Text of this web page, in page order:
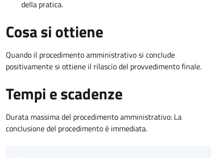
della pratica.
Cosa si ottiene
Quando il procedimento amministrativo si conclude
positivamente si ottiene il rilascio del provvedimento finale.
Tempi e scadenze
Durata massima del procedimento amministrativo: La
conclusione del procedimento è immediata.